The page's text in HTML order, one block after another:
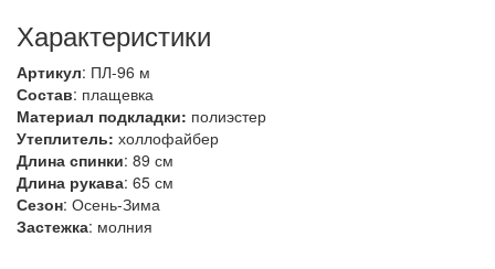
Характеристики
Артикул: ПЛ-96 м
Состав: плащевка
Материал подкладки: полиэстер
Утеплитель: холлофайбер
Длина спинки: 89 см
Длина рукава: 65 см
Сезон: Осень-Зима
Застежка: молния